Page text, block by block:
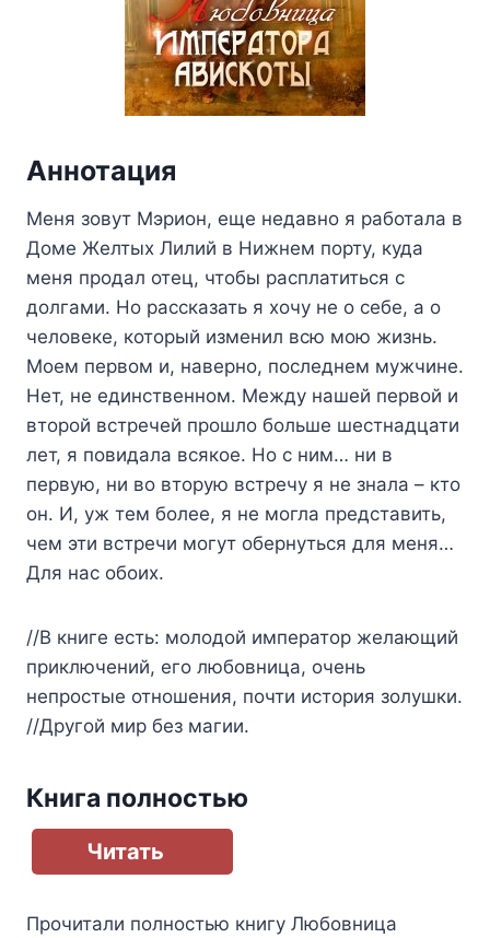
Аннотация
Меня зовут Мэрион, еще недавно я работала в
Доме Желтых Лилий в Нижнем порту, куда
меня продал отец, чтобы расплатиться с
долгами. Но рассказать я хочу не о себе, а о
человеке, который изменил всю мою жизнь.
Моем первом и, наверно, последнем мужчине.
Нет, не единственном. Между нашей первой и
второй встречей прошло больше шестнадцати
лет, я повидала всякое. Но с ним… ни в
первую, ни во вторую встречу я не знала – кто
он. И, уж тем более, я не могла представить,
чем эти встречи могут обернуться для меня…
Для нас обоих.
//В книге есть: молодой император желающий
приключений, его любовница, очень
непростые отношения, почти история золушки.
//Другой мир без магии.
Книга полностью
Читать
Прочитали полностью книгу Любовница